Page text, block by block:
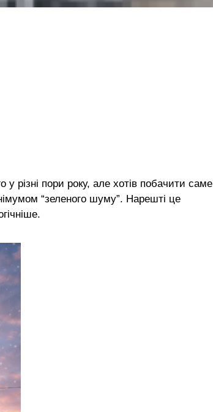
різні пори року, але хотів побачити саме
“зеленого шуму”. Нарешті це